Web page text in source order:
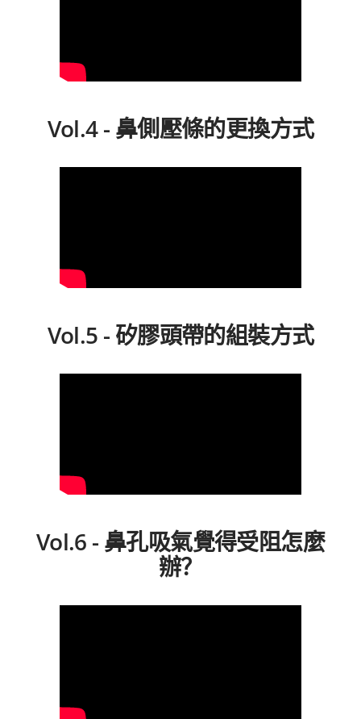
Vol.4 - 鼻側壓條的更換方式
Vol.5 - 矽膠頭帶的組裝方式
Vol.6 - 鼻孔吸氣覺得受阻怎麼
辦？